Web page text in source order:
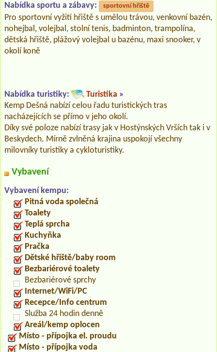
Nabídka sportu a zábavy: sportovní hřiště
Pro sportovní vyžití hřiště s umělou trávou, venkovní bazén,
nohejbal, volejbal, stolní tenis, badminton, trampolína,
dětská hřiště, plážový volejbal u bazénu, maxi snooker, v
okolí koně
Nabídka turistiky: Turistika »
Kemp Dešná nabízí celou řadu turistických tras
nacházejících se přímo v jeho okolí.
Díky své poloze nabízí trasy jak v Hostýnských Vrších tak i v
Beskydech. Mírně zvlněná krajina uspokojí všechny
milovníky turistiky a cykloturistiky.
Vybavení
Vybavení kempu:
Pitná voda společná
Toalety
Teplá sprcha
Kuchyňka
Pračka
Dětské hřiště/baby room
Bezbariérové toalety
Bezbariérové sprchy
Internet/WiFi/PC
Recepce/Info centrum
Služba 24 hodin denně
Areál/kemp oplocen
Místo - přípojka el. proudu
Místo - přípojka voda